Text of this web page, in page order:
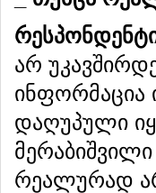
არ
ინფორმაცია
დაღუპული
რეალურად